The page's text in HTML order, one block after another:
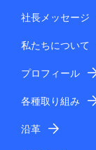
社長メッセージ
私たちについて
プロフィール
各種取り組み
沿革